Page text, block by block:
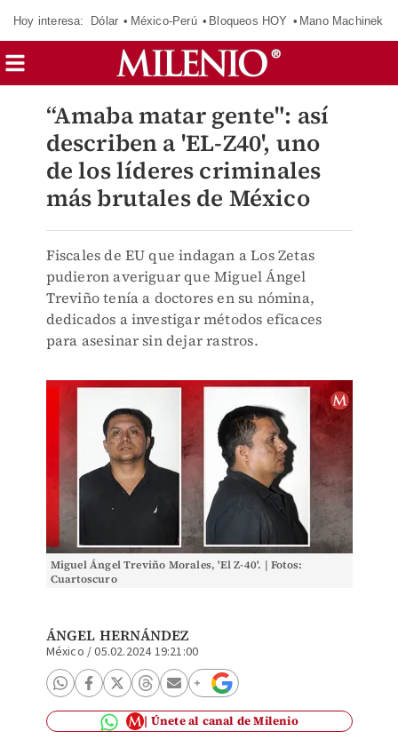
Hoy interesa: Dólar México-Perú Bloqueos HOY Mano Machinek
“Amaba matar gente": así
describen a 'EL-Z40', uno
de los líderes criminales
más brutales de México
Fiscales de EU que indagan a Los Zetas
pudieron averiguar que Miguel Ángel
Treviño tenía a doctores en su nómina,
dedicados a investigar métodos eficaces
para asesinar sin dejar rastros.
Miguel Ángel Treviño Morales, 'El Z-40'. | Fotos:
Cuartoscuro
ÁNGEL HERNÁNDEZ
México /05.02.2024 19:21:00
Únete al canal de Milenio